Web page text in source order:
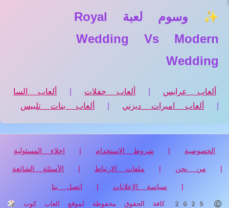
✨ وسوم لعبة Royal
Wedding Vs Modern
Wedding
ألعاب عرايس | ألعاب حفلات |
ألعاب السا
|
ألعاب اميرات ديزني | ألعاب بنات تلبيس
الخصوصية | شروط الاستخدام | اخلاء المسئولية
| من نحن | ملفات الارتباط | الأسئلة الشائعة
| سياسة الإعلانات | اتصل بنا
© 2025 كافة الحقوق محفوظة لموقع العاب كوت 🎲